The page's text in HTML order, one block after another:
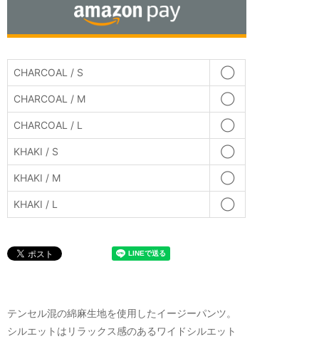
CHARCOAL / S ◯
CHARCOAL / M ◯
CHARCOAL / L ◯
KHAKI / S ◯
KHAKI / M ◯
KHAKI / L ◯
テンセル混の綿麻生地を使用したイージーパンツ。
シルエットはリラックス感のあるワイドシルエット